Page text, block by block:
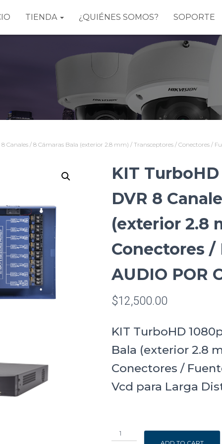
TIENDA ¿QUIÉNES SOMOS? SOPORTE
Canales / 8 Cámaras Bala (exterior 2.8 mm) / Transceptores / Conectores /
KIT
DVR 8
(exterior 2.8
Conectores /
AUDIO POR
$12,500.00
KIT TurboHD
Bala (exterior 2.8
Conectores /
Vcd para Larga
KIT
TurboHD